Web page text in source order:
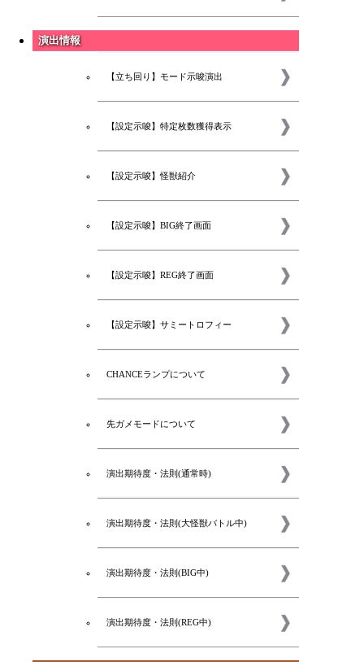
演出情報
【立ち回り】モード示唆演出
【設定示唆】特定枚数獲得表示
【設定示唆】怪獣紹介
【設定示唆】BIG終了画面
【設定示唆】REG終了画面
【設定示唆】サミートロフィー
CHANCEランプについて
先ガメモードについて
演出期待度・法則(通常時)
演出期待度・法則(大怪獣バトル中)
演出期待度・法則(BIG中)
演出期待度・法則(REG中)